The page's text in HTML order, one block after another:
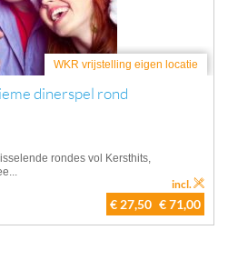
WKR vrijstelling eigen locatie
dinerspel rond
rondes vol Kersthits,
€ 27,50 € 71,00
incl.